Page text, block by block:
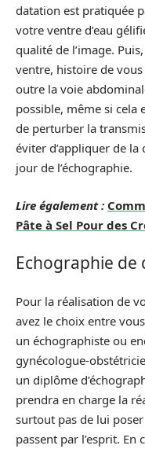
datation est pratiquée
votre ventre d’eau
qualité de l’image.
ventre, histoire de
outre la voie
possible, même si cela
de perturber la
éviter d’appliquer de
jour de l’échographie.
Lire également :
Pâte à Sel Pour des
Echographie de
Pour la réalisation de
avez le choix entre
un échographiste ou
gynécologue-
un diplôme
prendra en charge la
surtout pas de lui
passent par l’esprit. En